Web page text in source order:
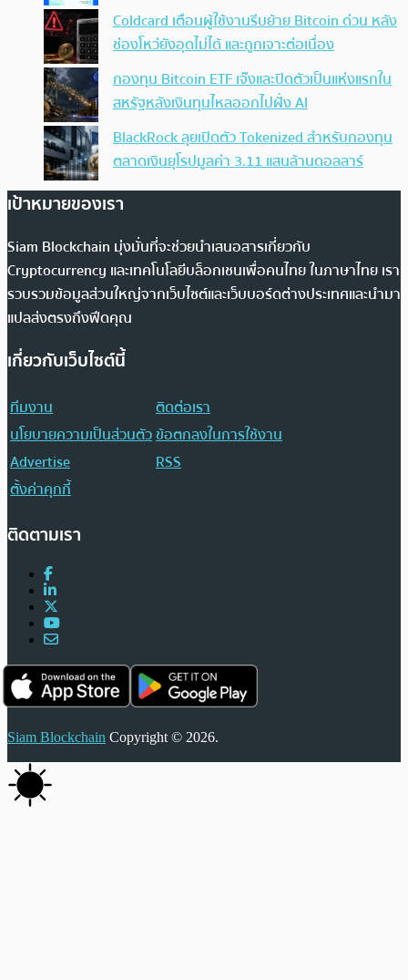
Coldcard เตือนผู้ใช้งานรีบย้าย Bitcoin ด่วน หลัง
ช่องโหว่ยังอุดไม่ได้ และถูกเจาะต่อเนื่อง
กองทุน Bitcoin ETF เจ๊งและปิดตัวเป็นแห่งแรกใน
สหรัฐหลังเงินทุนไหลออกไปฝั่ง AI
BlackRock ลุยเปิดตัว Tokenized สำหรับกองทุน
ตลาดเงินยุโรปมูลค่า 3.11 แสนล้านดอลลาร์
เป้าหมายของเรา
Siam Blockchain มุ่งมั่นที่จะช่วยนำเสนอสารเกี่ยวกับ
Cryptocurrency และเทคโนโลยีบล็อกเชนเพื่อคนไทย ในภาษาไทย เรา
รวบรวมข้อมูลส่วนใหญ่จากเว็บไซต์และเว็บบอร์ดต่างประเทศและนำมา
แปลส่งตรงถึงฟีดคุณ
เกี่ยวกับเว็บไซต์นี้
ทีมงาน
ติดต่อเรา
นโยบายความเป็นส่วนตัวข้อตกลงในการใช้งาน
Advertise
RSS
ตั้งค่าคุกกี้
ติดตามเรา
Siam Blockchain Copyright © 2026.